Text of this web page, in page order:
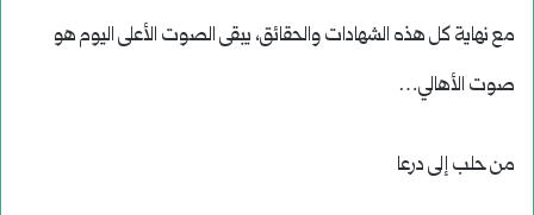
مع نهاية كل هذه الشهادات والحقائق، يبقى الصوت الأعلى اليوم هو
صوت الأهالي…
من حلب إلى درعا